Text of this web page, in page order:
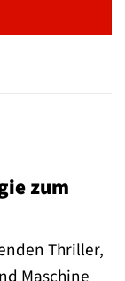
zum
Thriller,